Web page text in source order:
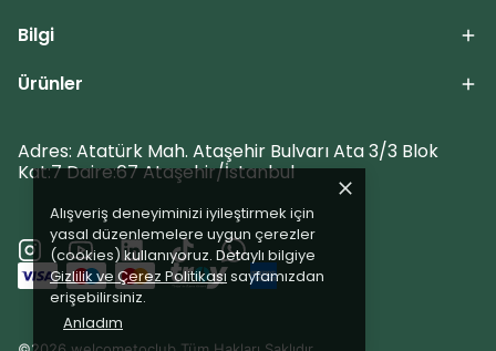
Alışveriş deneyiminizi iyileştirmek için
yasal düzenlemelere uygun çerezler
(cookies) kullanıyoruz. Detaylı bilgiye
Gizlilik ve Çerez Politikasısayfamızdan
erişebilirsiniz.
Anladım
Bilgi
Ürünler
Adres: Atatürk Mah. Ataşehir Bulvarı Ata 3/3 Blok
Kat:7 Daire:67 Ataşehir/İstanbul